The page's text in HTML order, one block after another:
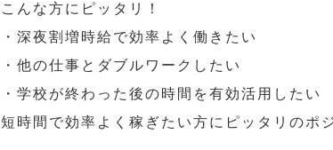
こんな方にピッタリ！
・深夜割増時給で効率よく働きたい
・他の仕事とダブルワークしたい
・学校が終わった後の時間を有効活用したい
短時間で効率よく稼ぎたい方にピッタリのポ